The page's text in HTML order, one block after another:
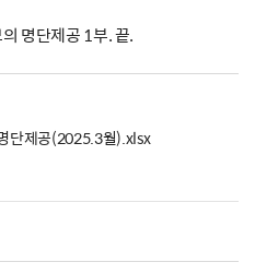
명단제공 1부. 끝.
단제공(2025.3월).xlsx